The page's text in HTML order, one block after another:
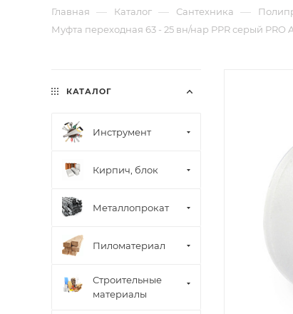
Главная — Каталог — Сантехника —
Муфта переходная 63 - 25 вн/нар PPR серый PRO
КАТАЛОГ
Инструмент
Кирпич, блок
Металлопрокат
Пиломатериал
Строительные
материалы